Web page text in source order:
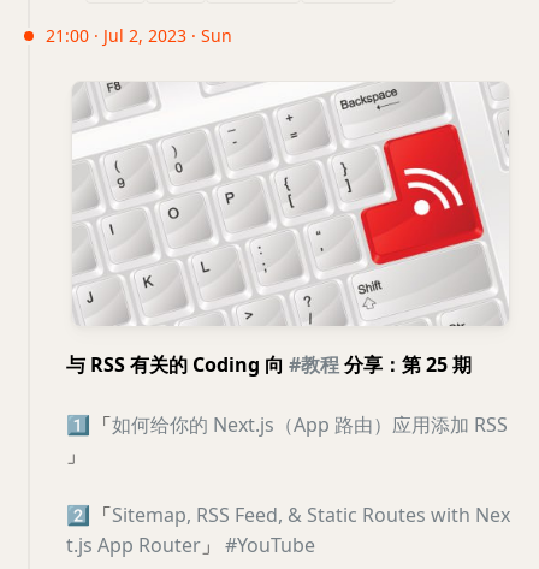
21:00 · Jul 2, 2023 · Sun
与 RSS 有关的 Coding 向 #教程分享：第 25 期
1️⃣ 「如何给你的 Next.js（App 路由）应用添加 RSS
」
2️⃣ 「Sitemap, RSS Feed, & Static Routes with Nex
t.js App Router 」 #YouTube